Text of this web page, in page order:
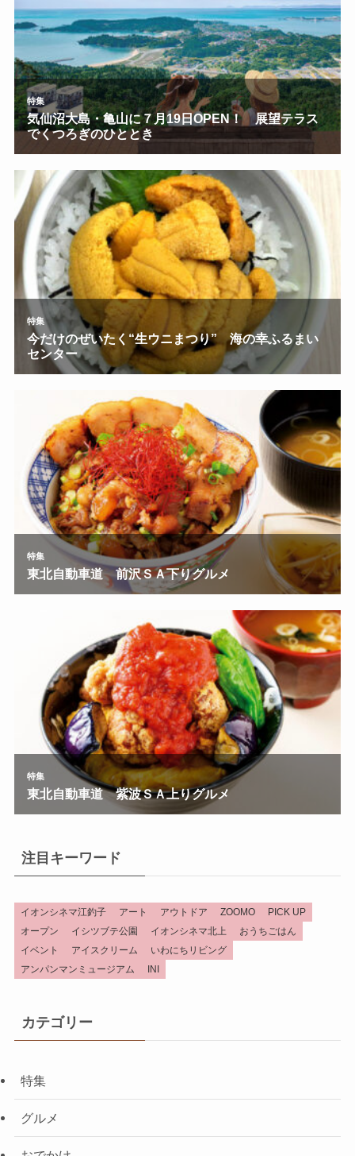
注目キーワード
イオンシネマ江釣子 アート アウトドア ZOOMO
PICK UP
オープン
イシツブテ公園 イオンシネマ北上
おうちごはん
イベント
アイスクリーム
いわにちリビング
アンパンマンミュージアム
INI
カテゴリー
特集
グルメ